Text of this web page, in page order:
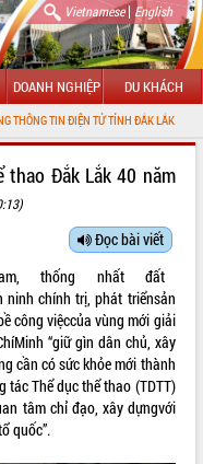
Vietnamese| English
DOANH NGHIỆP DU KHÁCH
TỈNH ĐẮK LẮK
Đắk Lắk 40 năm
Đọc bài viết
thống nhất đất
ninh chính trị, phát triểnsản
công việccủa vùng mới giải
“giữ gìn dân chủ, xây
cần có sức khỏe mới thành
tác Thể dục thể thao (TDTT)
tâm chỉ đạo, xây dựngvới
quốc”.